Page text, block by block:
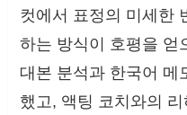
컷에서 표정의 미세한
하는 방식이 호평을 얻
대본 분석과 한국어 메
했고, 액팅 코치와의